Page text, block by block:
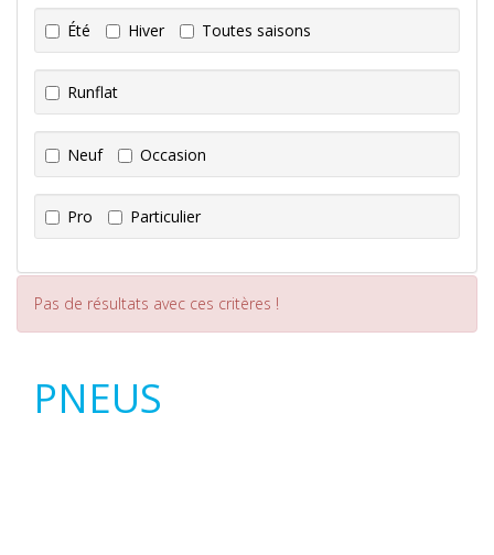
Été Hiver Toutes saisons
Runflat
Neuf Occasion
Pro Particulier
Pas de résultats avec ces critères !
PNEUS